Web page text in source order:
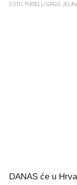
FOTO: PIXSELL/GRGO
DANAS će u